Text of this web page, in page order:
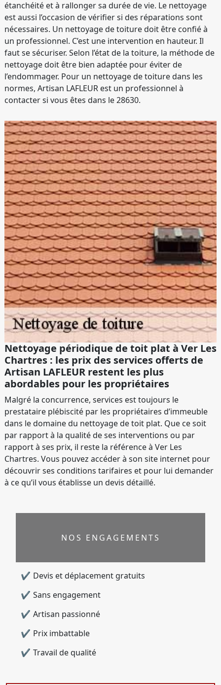
étanchéité et à rallonger sa durée de vie. Le nettoyage
est aussi l’occasion de vérifier si des réparations sont
nécessaires. Un nettoyage de toiture doit être confié à
un professionnel. C’est une intervention en hauteur. Il
faut se sécuriser. Selon l’état de la toiture, la méthode de
nettoyage doit être bien adaptée pour éviter de
l’endommager. Pour un nettoyage de toiture dans les
normes, Artisan LAFLEUR est un professionnel à
contacter si vous êtes dans le 28630.
Nettoyage périodique de toit plat à Ver Les
Chartres : les prix des services offerts de
Artisan LAFLEUR restent les plus
abordables pour les propriétaires
Malgré la concurrence, services est toujours le
prestataire plébiscité par les propriétaires d’immeuble
dans le domaine du nettoyage de toit plat. Que ce soit
par rapport à la qualité de ses interventions ou par
rapport à ses prix, il reste la référence à Ver Les
Chartres. Vous pouvez accéder à son site internet pour
découvrir ses conditions tarifaires et pour lui demander
à ce qu’il vous établisse un devis détaillé.
NOS ENGAGEMENTS
Devis et déplacement gratuits
Sans engagement
Artisan passionné
Prix imbattable
Travail de qualité